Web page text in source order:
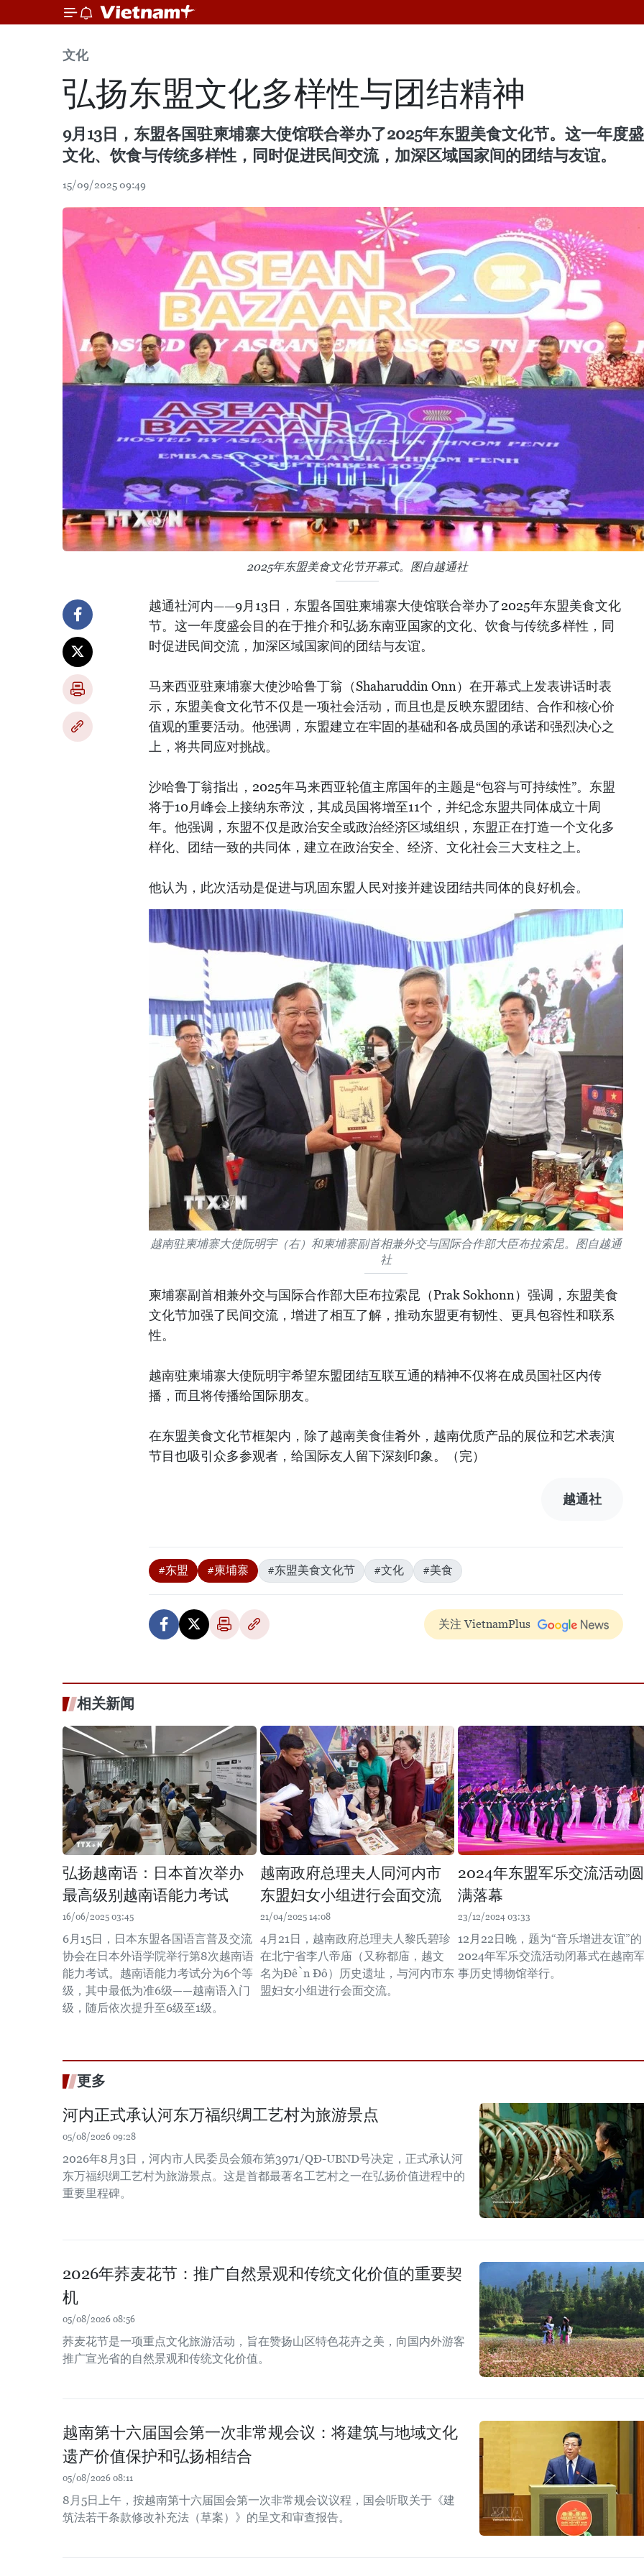
文化
弘扬东盟文化多样性与团结精神
9月13日，东盟各国驻柬埔寨大使馆联合举办了2025年东盟美食文化节。这一年度
文化、饮食与传统多样性，同时促进民间交流，加深区域国家间的团结与友谊。
15/09/2025 09:49
2025年东盟美食文化节开幕式。图自越通社
越通社河内——9月13日，东盟各国驻柬埔寨大使馆联合举办了2025年东盟美食文化
节。这一年度盛会目的在于推介和弘扬东南亚国家的文化、饮食与传统多样性，同
时促进民间交流，加深区域国家间的团结与友谊。
马来西亚驻柬埔寨大使沙哈鲁丁翁（Shaharuddin Onn）在开幕式上发表讲话时表
示，东盟美食文化节不仅是一项社会活动，而且也是反映东盟团结、合作和核心价
值观的重要活动。他强调，东盟建立在牢固的基础和各成员国的承诺和强烈决心之
上，将共同应对挑战。
沙哈鲁丁翁指出，2025年马来西亚轮值主席国年的主题是“包容与可持续性”。东盟
将于10月峰会上接纳东帝汶，其成员国将增至11个，并纪念东盟共同体成立十周
年。他强调，东盟不仅是政治安全或政治经济区域组织，东盟正在打造一个文化多
样化、团结一致的共同体，建立在政治安全、经济、文化社会三大支柱之上。
他认为，此次活动是促进与巩固东盟人民对接并建设团结共同体的良好机会。
越南驻柬埔寨大使阮明宇（右）和柬埔寨副首相兼外交与国际合作部大臣布拉索昆。图自越通
社
柬埔寨副首相兼外交与国际合作部大臣布拉索昆（Prak Sokhonn）强调，东盟美食
文化节加强了民间交流，增进了相互了解，推动东盟更有韧性、更具包容性和联系
性。
越南驻柬埔寨大使阮明宇希望东盟团结互联互通的精神不仅将在成员国社区内传
播，而且将传播给国际朋友。
在东盟美食文化节框架内，除了越南美食佳肴外，越南优质产品的展位和艺术表演
节目也吸引众多参观者，给国际友人留下深刻印象。（完）
越通社
#东盟 #柬埔寨 #东盟美食文化节 #文化 #美食
关注 VietnamPlus
相关新闻
弘扬越南语：日本首次举办
最高级别越南语能力考试
16/06/2025 03:45
6月15日，日本东盟各国语言普及交流
协会在日本外语学院举行第8次越南语
能力考试。越南语能力考试分为6个等
级，其中最低为准6级——越南语入门
级，随后依次提升至6级至1级。
越南政府总理夫人同河内市
东盟妇女小组进行会面交流
21/04/2025 14:08
4月21日，越南政府总理夫人黎氏碧珍
在北宁省李八帝庙（又称都庙，越文
名为Đền Đô）历史遗址，与河内市东
盟妇女小组进行会面交流。
2024年东盟军乐交流活动圆
满落幕
23/12/2024 03:33
12月22日晚，题为“音乐增进友谊”的
2024年军乐交流活动闭幕式在越南
事历史博物馆举行。
更多
河内正式承认河东万福织绸工艺村为旅游景点
05/08/2026 09:28
2026年8月3日，河内市人民委员会颁布第3971/QĐ-UBND号决定，正式承认河
东万福织绸工艺村为旅游景点。这是首都最著名工艺村之一在弘扬价值进程中的
重要里程碑。
2026年荞麦花节：推广自然景观和传统文化价值的重要契
机
05/08/2026 08:56
荞麦花节是一项重点文化旅游活动，旨在赞扬山区特色花卉之美，向国内外游客
推广宣光省的自然景观和传统文化价值。
越南第十六届国会第一次非常规会议：将建筑与地域文化
遗产价值保护和弘扬相结合
05/08/2026 08:11
8月5日上午，按越南第十六届国会第一次非常规会议议程，国会听取关于《建
筑法若干条款修改补充法（草案）》的呈文和审查报告。